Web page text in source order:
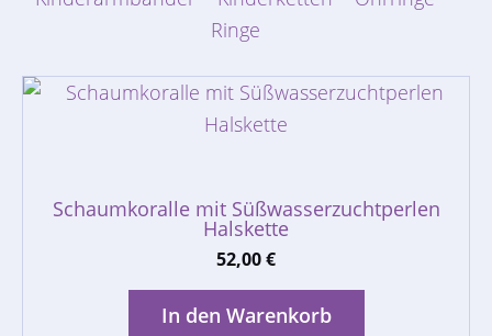
Ringe
Schaumkoralle mit Süßwasserzuchtperlen
Halskette
52,00€
In den Warenkorb